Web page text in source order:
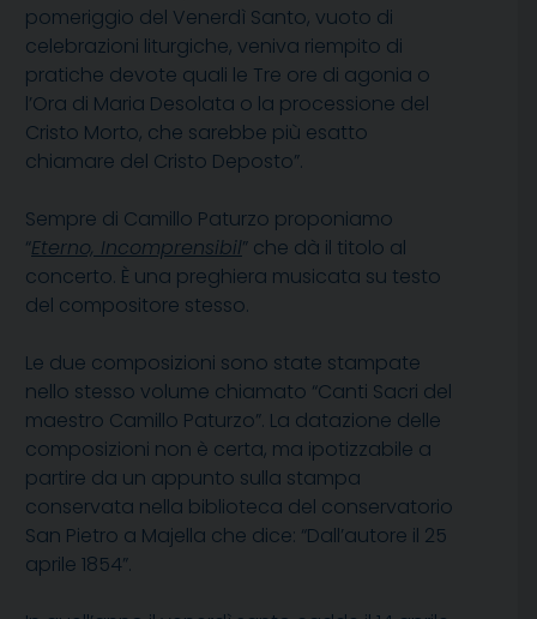
pomeriggio del Venerdì Santo, vuoto di
celebrazioni liturgiche, veniva riempito di
pratiche devote quali le Tre ore di agonia o
l’Ora di Maria Desolata o la processione del
Cristo Morto, che sarebbe più esatto
chiamare del Cristo Deposto”.
Sempre di Camillo Paturzo proponiamo
“Eterno, Incomprensibil” che dà il titolo al
concerto. È una preghiera musicata su testo
del compositore stesso.
Le due composizioni sono state stampate
nello stesso volume chiamato “Canti Sacri del
maestro Camillo Paturzo”. La datazione delle
composizioni non è certa, ma ipotizzabile a
partire da un appunto sulla stampa
conservata nella biblioteca del conservatorio
San Pietro a Majella che dice: “Dall’autore il 25
aprile 1854”.